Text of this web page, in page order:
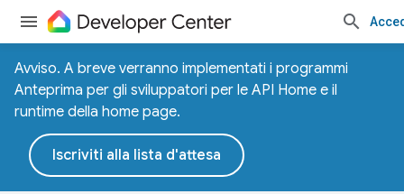
Avviso. A breve verranno implementati i programmi
Anteprima per gli sviluppatori per le API Home e il
runtime della home page.
Iscriviti alla lista d'attesa